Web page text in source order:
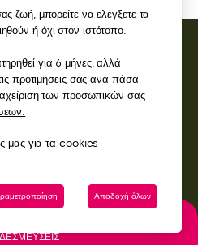
ζωή, μπορείτε να ελέγξετε τα
ή όχι στον ιστότοπο.
για 6 μήνες, αλλά
τις προτιμήσεις σας ανά πάσα
των προσωπικών σας
μας για τα cookies
Αποδοχή όλων